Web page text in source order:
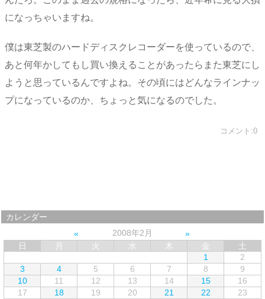
になっちゃいますね。
僕は東芝製のハードディスクレコーダーを使っているので、
あと何年かしてもし買い換えることがあったらまた東芝にし
ようと思っているんですよね。その頃にはどんなラインナッ
プになっているのか、ちょっと気になるのでした。
コメント:0
カレンダー
2008年2月
日
月 火 水 木 金
土
1
2
3
4 5 6 7 8
9
10
11 12 13 14 15
16
17
18 19 20 21 22
23